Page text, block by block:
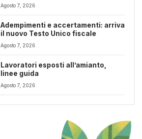
Agosto 7, 2026
Adempimenti e accertamenti: arriva
il nuovo Testo Unico fiscale
Agosto 7, 2026
Lavoratori esposti all’amianto,
linee guida
Agosto 7, 2026